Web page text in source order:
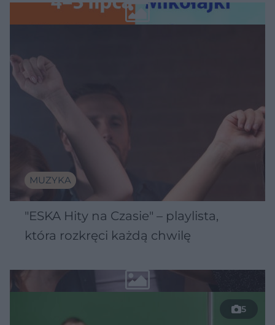
MUZYKA
"ESKA Hity na Czasie" – playlista,
która rozkręci każdą chwilę
5